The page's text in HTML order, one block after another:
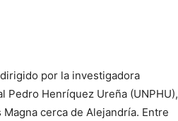
por la investigadora
Pedro Henríquez Ureña (UNPHU),
cerca de Alejandría. Entre